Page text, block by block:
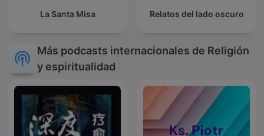
La Santa Misa Relatos del lado oscuro
Más podcasts internacionales de Religión
y espiritualidad